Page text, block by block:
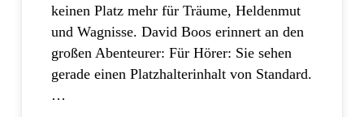
keinen Platz mehr für Träume, Heldenmut
und Wagnisse. David Boos erinnert an den
großen Abenteurer: Für Hörer: Sie sehen
gerade einen Platzhalterinhalt von Standard.
…